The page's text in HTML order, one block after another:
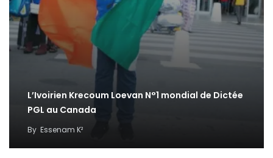
L’Ivoirien Krecoum Loevan N°1 mondial de Dictée
PGL au Canada
By Essenam K²